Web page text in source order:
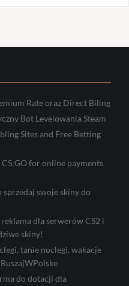
Rate oraz Direct Biling
Bot Levelowania Steam
Sites and Free Betting
for online payments
swoje skiny do
dla serwerów CS2 i
skiny!
tanie noclegi, wakacje
do dotacji dla